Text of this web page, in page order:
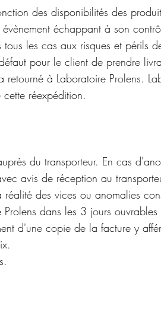
des disponibilités des
échappant à son
les cas aux risques et périls
pour le client de prendre
à Laboratoire Prolens.
réexpédition.
du transporteur. En cas
avis de réception au
des vices ou anomalies
dans les 3 jours
d'une copie de la facture y